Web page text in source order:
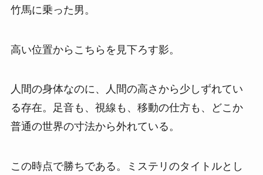
竹馬に乗った男。
高い位置からこちらを見下ろす影。
人間の身体なのに、人間の高さから少しずれてい
る存在。足音も、視線も、移動の仕方も、どこか
普通の世界の寸法から外れている。
この時点で勝ちである。ミステリのタイトルとし